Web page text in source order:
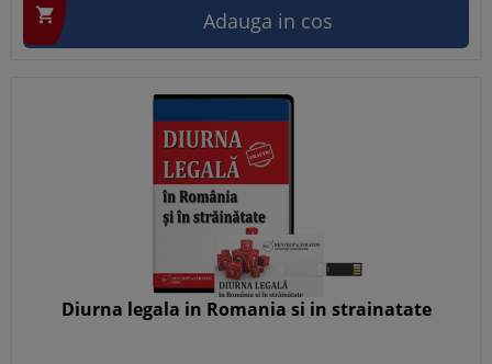
 Adauga in cos
Diurna legala in Romania si in strainatate